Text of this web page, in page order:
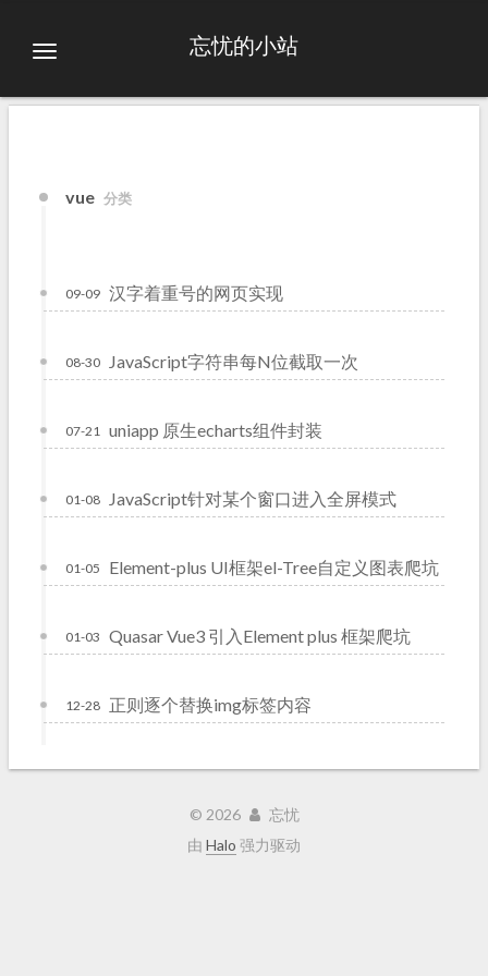
忘忧的小站
vue 分类
汉字着重号的网页实现
09-09
JavaScript字符串每N位截取一次
08-30
uniapp 原生echarts组件封装
07-21
JavaScript针对某个窗口进入全屏模式
01-08
Element-plus UI框架el-Tree自定义图表爬坑
01-05
Quasar Vue3 引入Element plus 框架爬坑
01-03
正则逐个替换img标签内容
12-28
© 2026
忘忧
由 Halo 强力驱动